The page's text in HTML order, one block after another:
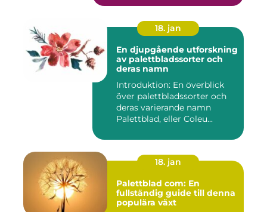
18. jan
En djupgående utforskning
av palettbladssorter och
deras namn
Introduktion: En överblick
över palettbladssorter och
deras varierande namn
Palettblad, eller Coleu...
18. jan
Palettblad com: En
fullständig guide till denna
populära växt